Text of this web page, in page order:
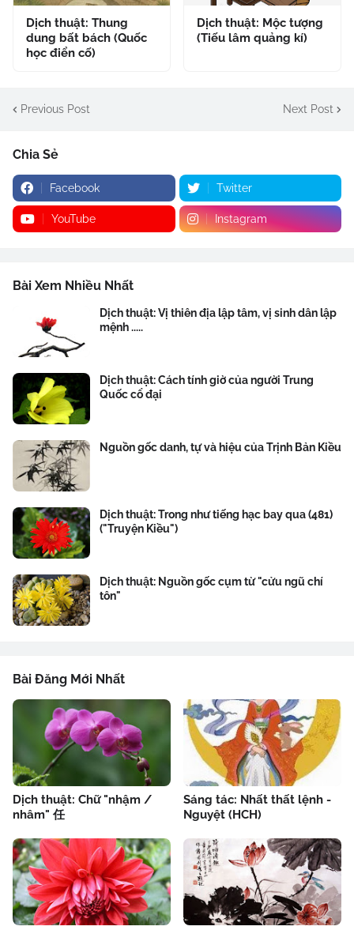
Dịch thuật: Thung
dung bất bách (Quốc
học điển cố)
Dịch thuật: Mộc tượng
(Tiếu lâm quảng kí)
Previous Post Next Post
Chia Sẻ
Facebook Twitter
YouTube Instagram
Bài Xem Nhiều Nhất
Dịch thuật: Vị thiên địa lập tâm, vị sinh dân lập
mệnh .....
Dịch thuật: Cách tính giờ của người Trung
Quốc cổ đại
Nguồn gốc danh, tự và hiệu của Trịnh Bản Kiều
Dịch thuật: Trong như tiếng hạc bay qua (481)
("Truyện Kiều")
Dịch thuật: Nguồn gốc cụm từ "cửu ngũ chí
tôn"
Bài Đăng Mới Nhất
Dịch thuật: Chữ "nhậm /
nhâm" 任
Sáng tác: Nhất thất lệnh -
Nguyệt (HCH)